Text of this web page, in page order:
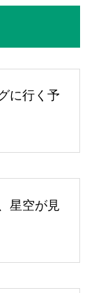
に行く予
星空が見